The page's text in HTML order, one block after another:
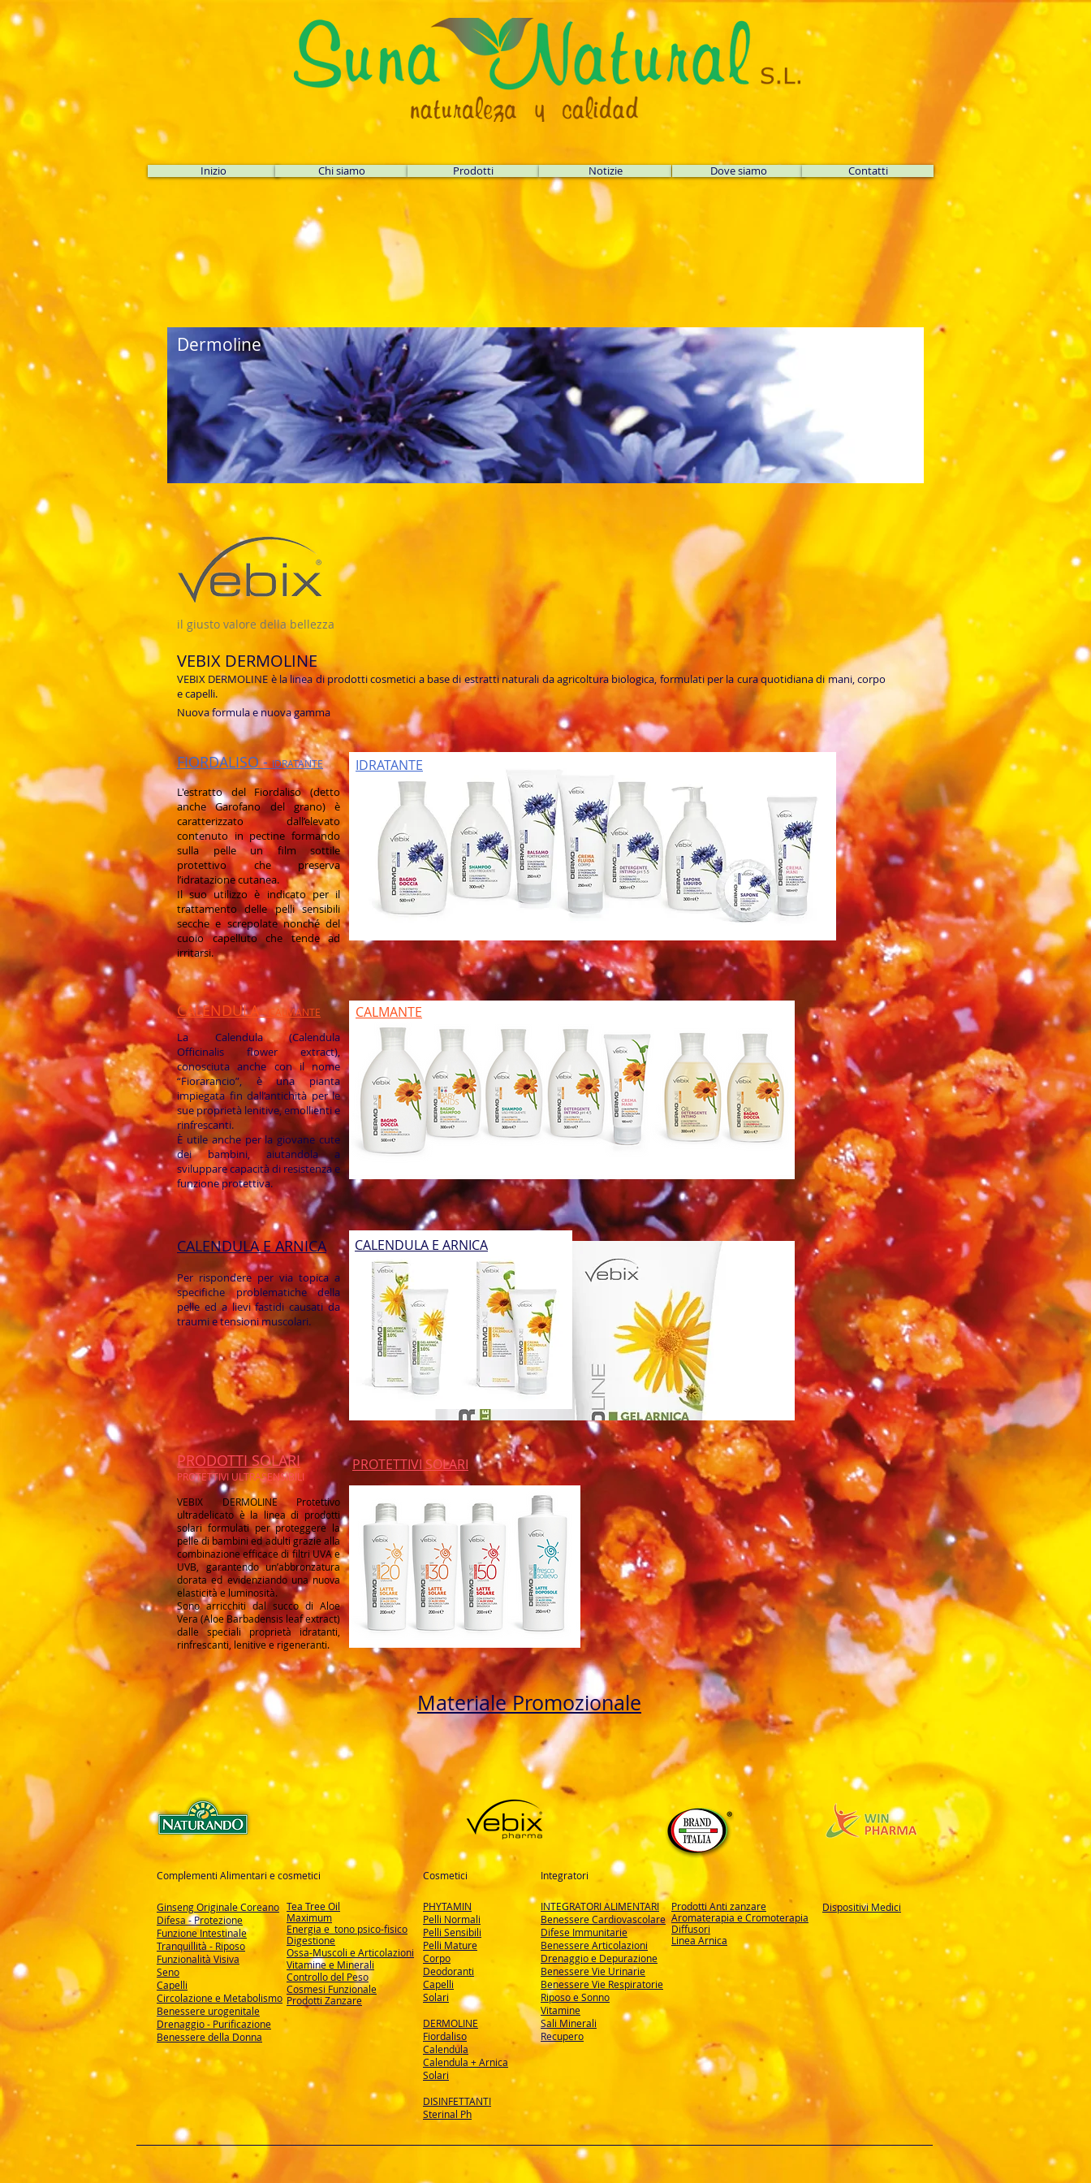
Inizio Chi siamo Prodotti Notizie Dove siamo Contatti
Dermoline
il giusto valore della bellezza
VEBIX DERMOLINE
VEBIX DERMOLINE è la linea di prodotti cosmetici a base di estratti naturali da agricoltura biologica, formulati per la cura quotidiana di mani, corpo
e capelli.
Nuova formula e nuova gamma
FIORDALISO -IDRATANTE
L'estratto del Fiordaliso (detto
anche Garofano del grano) è
caratterizzato dall’elevato
contenuto in pectine formando
sulla pelle un film sottile
protettivo che preserva
l’idratazione cutanea.
Il suo utilizzo è indicato per il
trattamento delle pelli sensibili
secche e screpolate nonché del
cuoio capelluto che tende ad
irritarsi.
IDRATANTE
CALENDULA- CALMANTE
La Calendula (Calendula
Officinalis flower extract),
conosciuta anche con il nome
“Fiorarancio”, è una pianta
impiegata fin dall’antichità per le
sue proprietà lenitive, emollienti e
rinfrescanti.
È utile anche per la giovane cute
dei bambini, aiutandola a
sviluppare capacità di resistenza e
funzione protettiva.
CALMANTE
CALENDULA E ARNICA
Per rispondere per via topica a
specifiche problematiche della
pelle ed a lievi fastidi causati da
traumi e tensioni muscolari.
FUNZIONALE
CALENDULA E ARNICA
PRODOTTI SOLARI
PROTETTIVI ULTRASENSIBILI
VEBIX DERMOLINE Protettivo
ultradelicato è la linea di prodotti
solari formulati per proteggere la
pelle di bambini ed adulti grazie alla
combinazione efficace di filtri UVA e
UVB, garantendo un’abbronzatura
dorata ed evidenziando una nuova
elasticità e luminosità.
Sono arricchiti dal succo di Aloe
Vera (Aloe Barbadensis leaf extract)
dalle speciali proprietà idratanti,
rinfrescanti, lenitive e rigeneranti.
PROTETTIVI SOLARI
Materiale Promozionale
Complementi Alimentari e cosmetici
Ginseng Originale Coreano
Difesa - Protezione
Funzione Intestinale
Tranquillità - Riposo
Funzionalità Visiva
Seno
Capelli
Circolazione e Metabolismo
Benessere urogenitale
Drenaggio - Purificazione
Benessere della Donna
Tea Tree Oil
Maximum
Energia e tono psico-fisico
Digestione
Ossa-Muscoli e Articolazioni
Vitamine e Minerali
Controllo del Peso
Cosmesi Funzionale
Prodotti Zanzare
Cosmetici Integratori
PHYTAMIN
Pelli Normali
Pelli Sensibili
Pelli Mature
Corpo
Deodoranti
Capelli
Solari
DERMOLINE
Fiordaliso
Calendula
Calendula + Arnica
Solari
DISINFETTANTI
Sterinal Ph​
INTEGRATORI ALIMENTARI
Benessere Cardiovascolare
Difese Immunitarie
Benessere Articolazioni
Drenaggio e Depurazione
Benessere Vie Urinarie
Benessere Vie Respiratorie
Riposo e Sonno
Vitamine
Sali Minerali
Recupero
Prodotti Anti zanzare
Aromaterapia e Cromoterapia
Diffusori
Linea Arnica
Dispositivi Medici